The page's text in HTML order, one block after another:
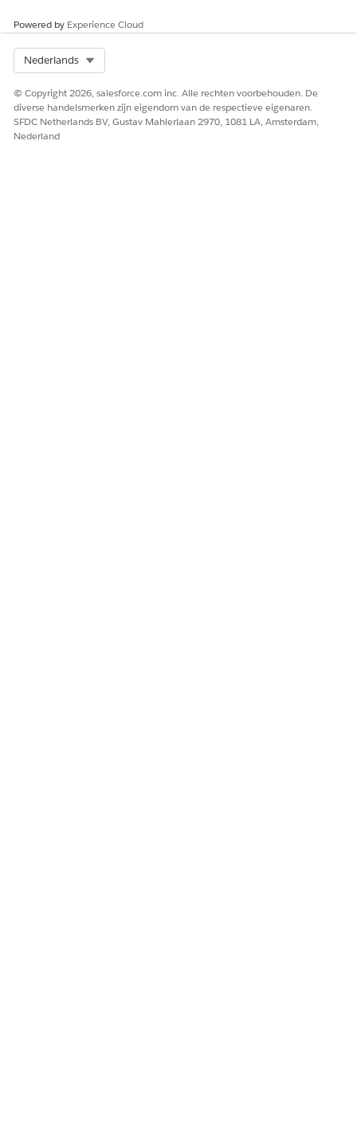
Offerteregelitems, Offerteregelgroepen, Orderregelitems en
Orderitemgroepen.
Powered by Experience Cloud
Nederlands
© Copyright 2026, salesforce.com inc. Alle rechten voorbehouden. De
diverse handelsmerken zijn eigendom van de respectieve eigenaren.
SFDC Netherlands BV, Gustav Mahlerlaan 2970, 1081 LA, Amsterdam,
Nederland